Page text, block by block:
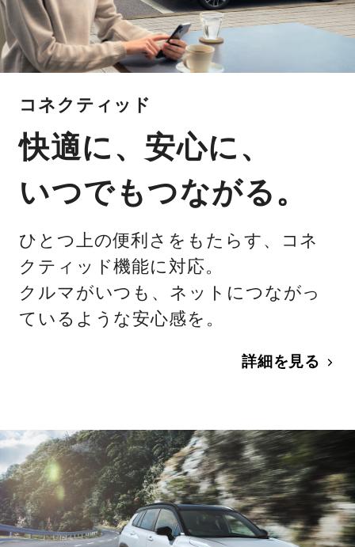
コネクティッド
快適に、安心に、
いつでもつながる。
ひとつ上の便利さをもたらす、コネ
クティッド機能に対応。
クルマがいつも、ネットにつながっ
ているような安心感を。
詳細を見る